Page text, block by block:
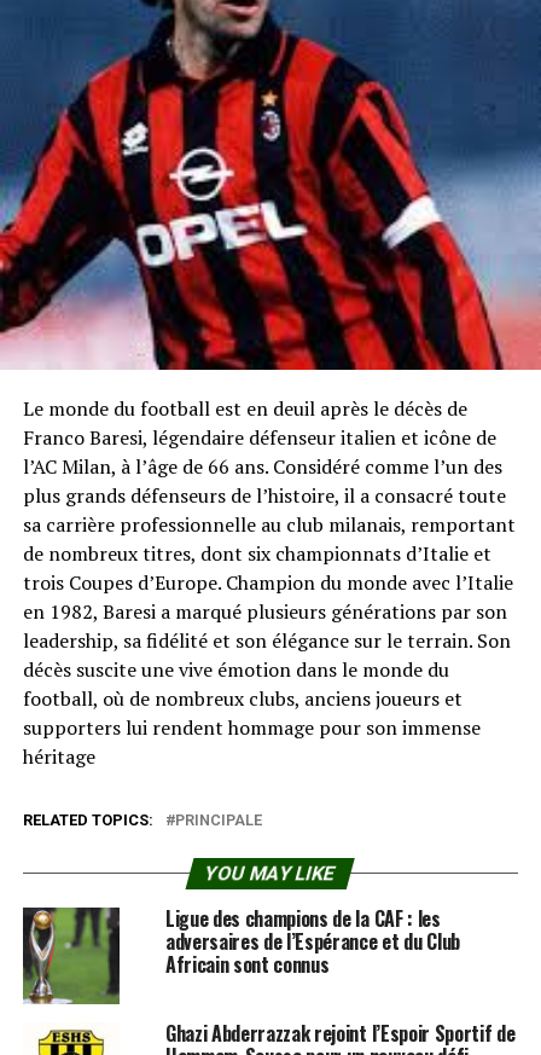
Le monde du football est en deuil après le décès de
Franco Baresi, légendaire défenseur italien et icône de
l’AC Milan, à l’âge de 66 ans. Considéré comme l’un des
plus grands défenseurs de l’histoire, il a consacré toute
sa carrière professionnelle au club milanais, remportant
de nombreux titres, dont six championnats d’Italie et
trois Coupes d’Europe. Champion du monde avec l’Italie
en 1982, Baresi a marqué plusieurs générations par son
leadership, sa fidélité et son élégance sur le terrain. Son
décès suscite une vive émotion dans le monde du
football, où de nombreux clubs, anciens joueurs et
supporters lui rendent hommage pour son immense
héritage
RELATED TOPICS: PRINCIPALE
YOU MAY LIKE
Ligue des champions de la CAF : les
adversaires de l’Espérance et du Club
Africain sont connus
Ghazi Abderrazzak rejoint l’Espoir Sportif de